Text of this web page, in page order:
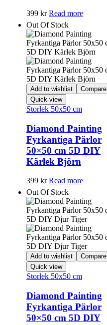
399 kr Read more
Out Of Stock
Add to wishlist
Compare
Quick view
Storlek 50x50 cm
Diamond Painting
Fyrkantiga Pärlor
50×50 cm 5D DIY
Kärlek Björn
399 kr Read more
Out Of Stock
Add to wishlist
Compare
Quick view
Storlek 50x50 cm
Diamond Painting
Fyrkantiga Pärlor
50×50 cm 5D DIY